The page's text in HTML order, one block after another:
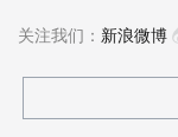
关注我们： 新浪微博